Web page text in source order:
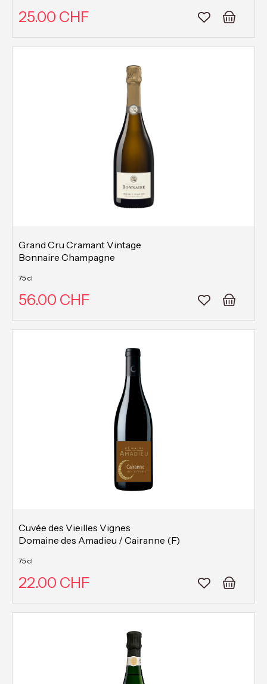
25.00 CHF
Grand Cru Cramant Vintage
Bonnaire Champagne
75 cl
56.00 CHF
Cuvée des Vieilles Vignes
Domaine des Amadieu / Cairanne (F)
75 cl
22.00 CHF